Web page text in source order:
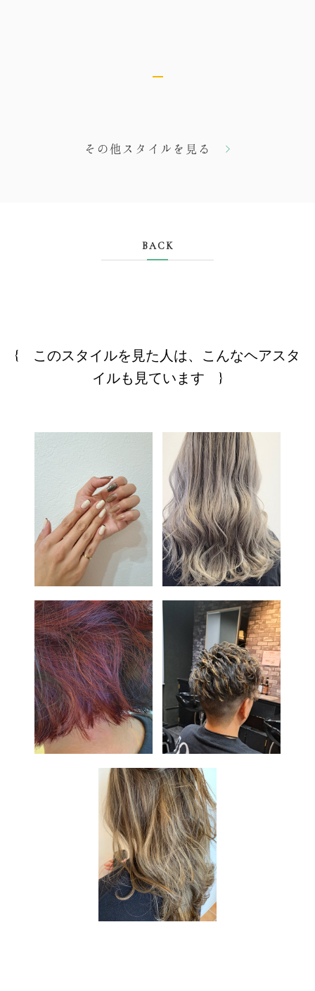
その他スタイルを見る
BACK
{ このスタイルを見た人は、こんなヘアスタ
イルも見ています }